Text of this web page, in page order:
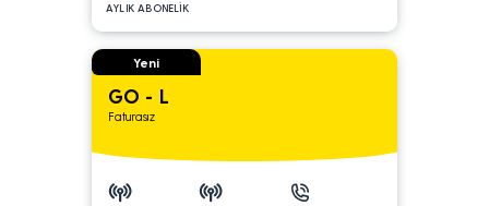
AYLIK ABONELİK
Yeni
GO - L
Faturasız